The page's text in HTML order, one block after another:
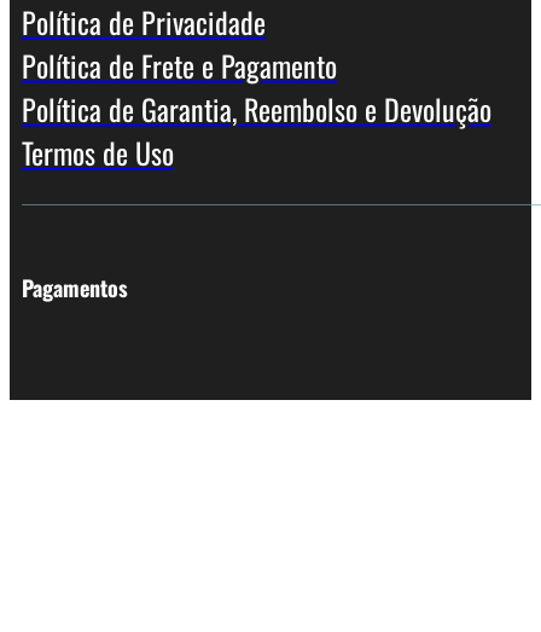
Política de Privacidade
Política de Frete e Pagamento
Política de Garantia, Reembolso e Devolução
Termos de Uso
Pagamentos